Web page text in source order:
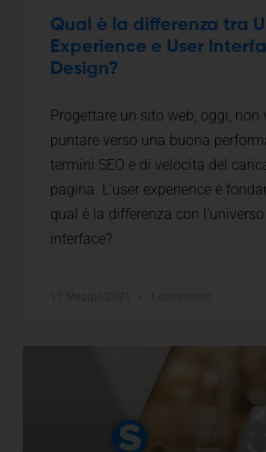
Qual è la differenza tra
Experience e User
Design?
Progettare un sito web, oggi, non
puntare verso una buona
termini SEO e di velocità del
pagina. L’user experience è
qual è la differenza con
interface?